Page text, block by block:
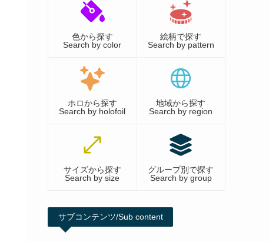
色から探す
Search by color
絵柄で探す
Search by pattern
ホロから探す
Search by holofoil
地域から探す
Search by region
サイズから探す
Search by size
グループ別で探す
Search by group
サブコンテンツ/Sub content